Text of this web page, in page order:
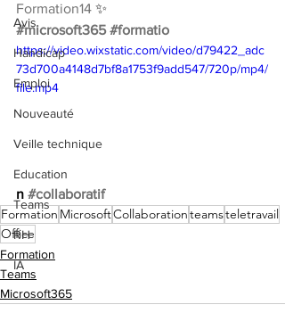
Avis
Handicap
Emploi
Nouveauté
Veille technique
Education
Teams
RH
IA
Formation14 ✨
#microsoft365 #formatio
https://video.wixstatic.com/video/d79422_adc
73d700a4148d7bf8a1753f9add547/720p/mp4/
file.mp4
n #collaboratif
Formation MicrosoftCollaborationteamsteletravail
Office
Formation
Teams
Microsoft365